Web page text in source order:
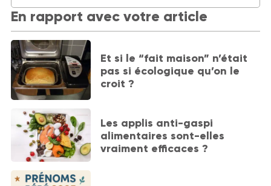
En rapport avec votre article
Et si le “fait maison” n’était
pas si écologique qu’on le
croit ?
Les applis anti-gaspi
alimentaires sont-elles
vraiment efficaces ?